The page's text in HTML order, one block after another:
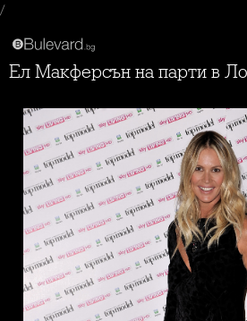
/
Ел Макферсън на парти в